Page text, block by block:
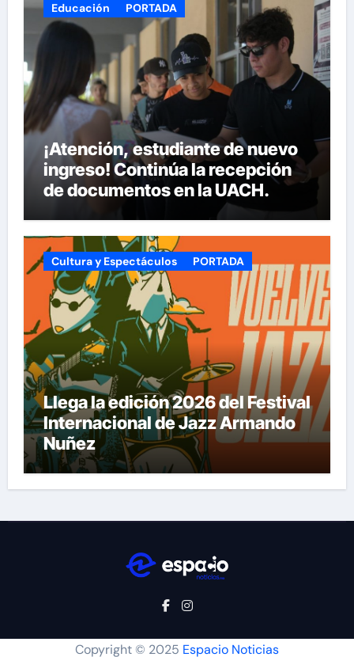
Educación PORTADA
¡Atención, estudiante de nuevo
ingreso! Continúa la recepción
de documentos en la UACH.
Cultura y Espectáculos PORTADA
Llega la edición 2026 del Festival
Internacional de Jazz Armando
Nuñez
Copyright © 2025 Espacio Noticias